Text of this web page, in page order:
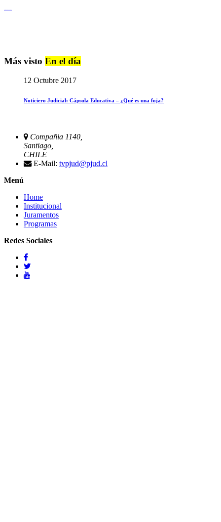
Más visto En el día
12 Octubre 2017
Noticiero Judicial: Cápsula Educativa – ¿Qué es una foja?
Compañia 1140,
Santiago,
CHILE
E-Mail: tvpjud@pjud.cl
Menú
Home
Institucional
Juramentos
Programas
Redes Sociales